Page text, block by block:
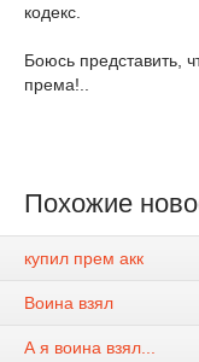
кодекс.
Боюсь представить,
према!..
Похожие
купил прем акк
Воина взял
А я воина взял...